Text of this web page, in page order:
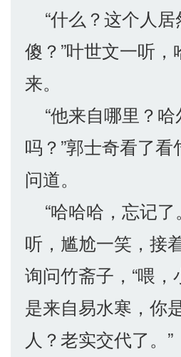
“什么？这个人居
傻？”叶世文一听
来。
“他来自哪里？哈
吗？”郭士奇看了看
问道。
“哈哈哈，忘记了
听，尴尬一笑，接
询问竹斋子，“喂
是来自易水寒，你
人？老实交代了。”